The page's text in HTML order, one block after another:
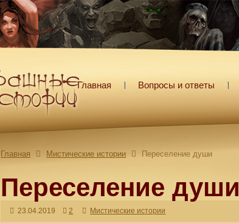
Главная Вопросы и ответы
Главная Мистические истории Переселение души
Переселение души
23.04.2019 2 Мистические истории